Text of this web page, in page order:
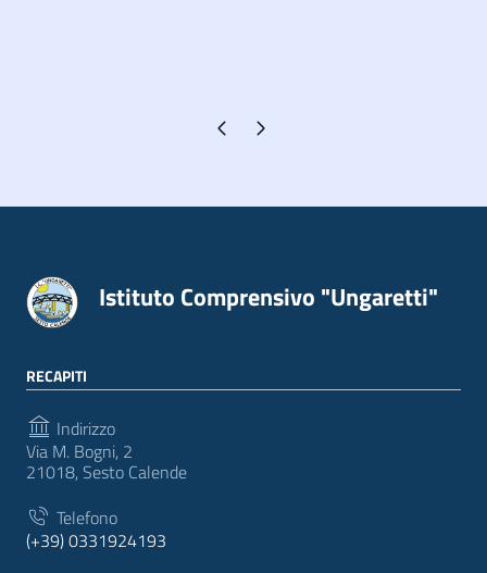
Pagina precedente
Pagina successiva
Istituto Comprensivo "Ungaretti"
RECAPITI
Indirizzo
Via M. Bogni, 2
21018, Sesto Calende
Telefono
(+39) 0331924193